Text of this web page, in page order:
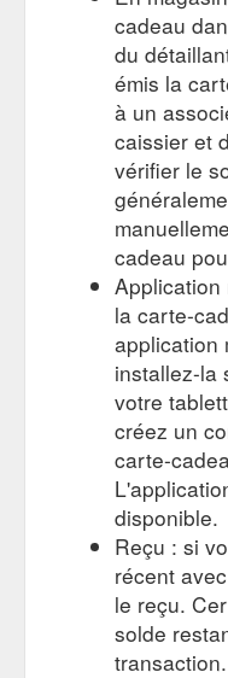
cadeau
du
émis la
à un
caissier et
vérifier le
cadeau
Application
la carte-
application
installez-la
votre
créez un
carte-
disponible.
Reçu : si
récent
le reçu.
solde
transaction.